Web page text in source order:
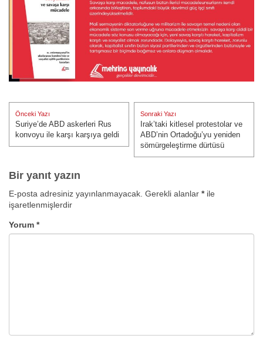
Yazı
gezinmesi
Önceki Yazı
Önceki Yazı:
Suriye’de ABD askerleri Rus
konvoyu ile karşı karşıya geldi
Sonraki Yazı
Sonraki Yazı:
Irak’taki kitlesel protestolar ve
ABD’nin Ortadoğu’yu yeniden
sömürgeleştirme dürtüsü
Bir yanıt yazın
E-posta adresiniz yayınlanmayacak. Gerekli alanlar *ile
işaretlenmişlerdir
Yorum *